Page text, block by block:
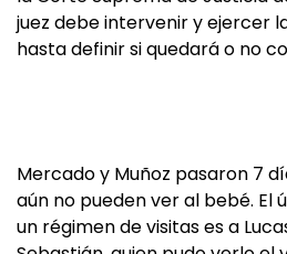
juez debe intervenir y ejercer
hasta definir si quedará o no
Mercado y Muñoz pasaron 7
aún no pueden ver al bebé. El
un régimen de visitas es a